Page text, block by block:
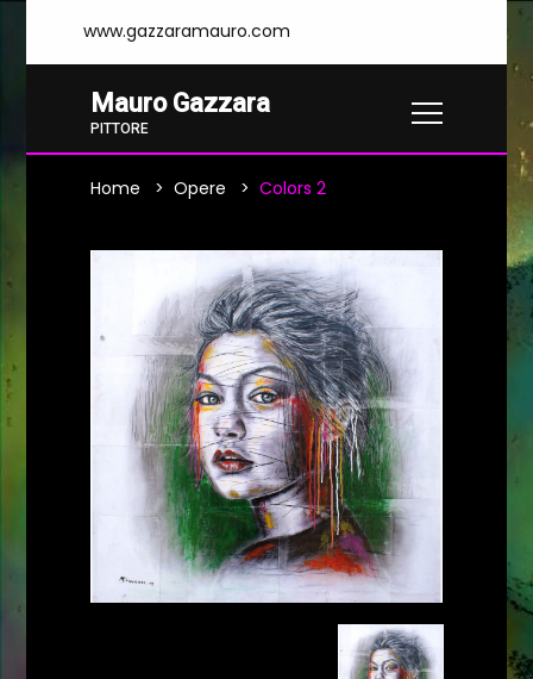
www.gazzaramauro.com
Mauro Gazzara
PITTORE
Home Opere Colors 2